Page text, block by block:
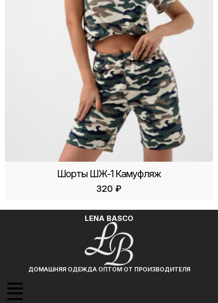
Шорты ШЖ-1 Камуфляж
320 ₽
LENA BASCO
ДОМАШНЯЯ ОДЕЖДА ОПТОМ ОТ ПРОИЗВОДИТЕЛЯ